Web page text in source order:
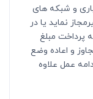
و شبکه های
نماید یا در
پرداخت مبلغ
و اعاده وضع
عمل علاوه